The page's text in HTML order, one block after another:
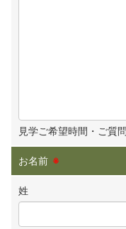
見学ご希望時間・ご質
お名前 ※
姓